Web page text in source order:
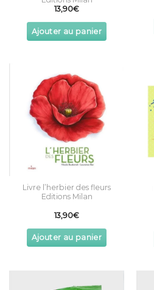
13,90€
Ajouter au panier
Livre l’herbier des fleurs
Editions Milan
13,90€
Ajouter au panier